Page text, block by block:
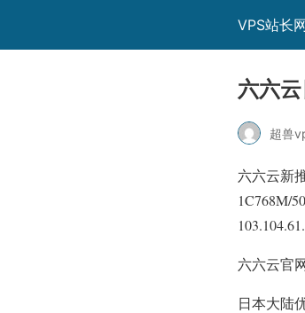
VPS站长
六六
超兽
六六云新
1C768M/
六六云官
日本大陆